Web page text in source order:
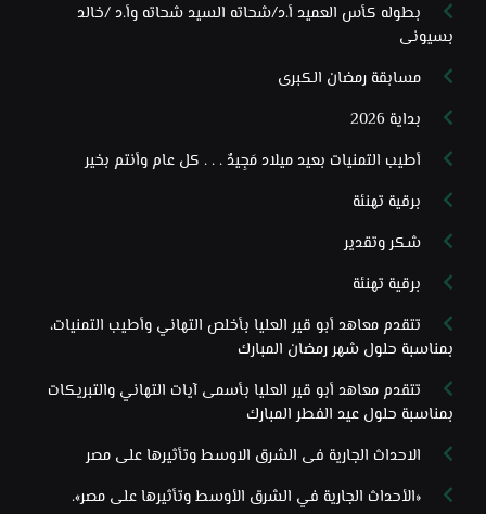
بطوله كأس العميد أ.د/شحاته السيد شحاته وأ.د /خالد
بسيونى
مسابقة رمضان الكبرى
بداية 2026
أطيب التمنيات بعيد ميلاد مَجِيدٌ . . . كل عام وأنتم بخير
برقية تهنئة
شكر وتقدير
برقية تهنئة
تتقدم معاهد أبو قير العليا بأخلص التهاني وأطيب التمنيات،
بمناسبة حلول شهر رمضان المبارك
تتقدم معاهد أبو قير العليا بأسمى آيات التهاني والتبريكات
بمناسبة حلول عيد الفطر المبارك
الاحداث الجارية فى الشرق الاوسط وتأثيرها على مصر
«الأحداث الجارية في الشرق الأوسط وتأثيرها على مصر».